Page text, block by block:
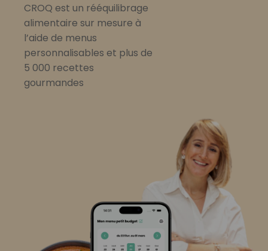
CROQ est un rééquilibrage
alimentaire sur mesure à
l’aide de menus
personnalisables et plus de
5 000 recettes
gourmandes